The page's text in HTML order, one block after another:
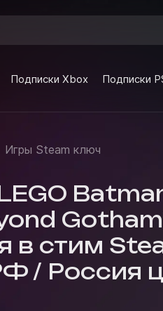
Подписки Xbox Подписки
Игры Steam ключ
в стим
/ Россия